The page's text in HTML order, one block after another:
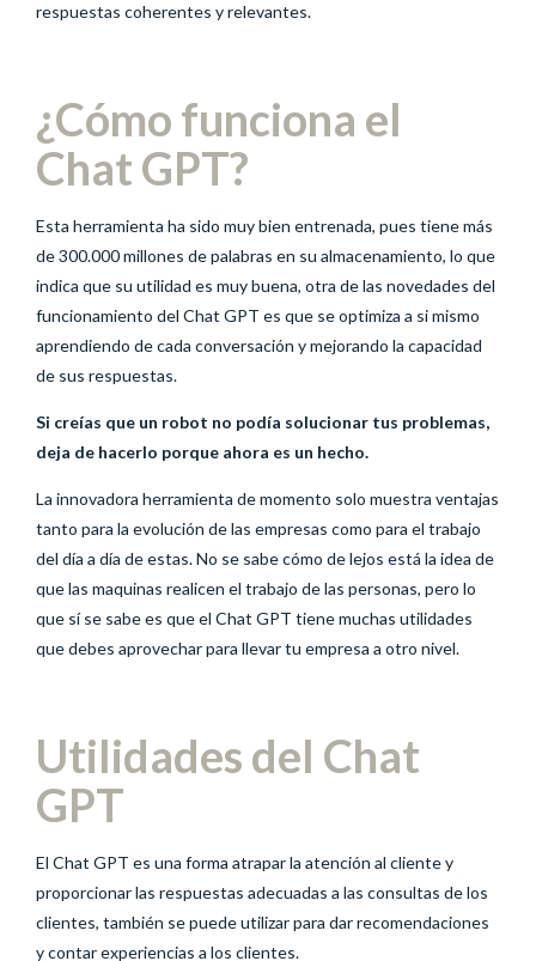
respuestas coherentes y relevantes.
¿Cómo funciona el
Chat GPT?
Esta herramienta ha sido muy bien entrenada, pues tiene más
de 300.000 millones de palabras en su almacenamiento, lo que
indica que su utilidad es muy buena, otra de las novedades del
funcionamiento del Chat GPT es que se optimiza a si mismo
aprendiendo de cada conversación y mejorando la capacidad
de sus respuestas.
Si creías que un robot no podía solucionar tus problemas,
deja de hacerlo porque ahora es un hecho.
La innovadora herramienta de momento solo muestra ventajas
tanto para la evolución de las empresas como para el trabajo
del día a día de estas. No se sabe cómo de lejos está la idea de
que las maquinas realicen el trabajo de las personas, pero lo
que sí se sabe es que el Chat GPT tiene muchas utilidades
que debes aprovechar para llevar tu empresa a otro nivel.
Utilidades del Chat
GPT
El Chat GPT es una forma atrapar la atención al cliente y
proporcionar las respuestas adecuadas a las consultas de los
clientes, también se puede utilizar para dar recomendaciones
y contar experiencias a los clientes.